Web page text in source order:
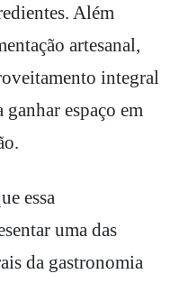
Além
artesanal,
integral
ganhar espaço em
essa
uma das
da gastronomia